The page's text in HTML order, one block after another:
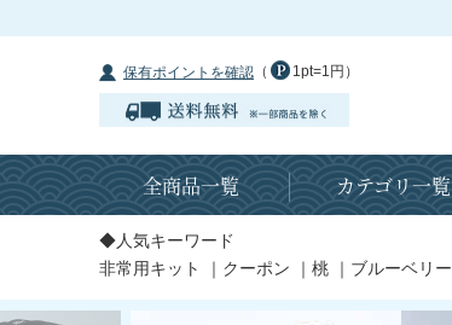
保有ポイントを確認 （ 1pt=1円）
全商品一覧 カテゴリ一覧
◆人気キーワード
非常用キット
｜ クーポン ｜ 桃 ｜ ブルーベリー